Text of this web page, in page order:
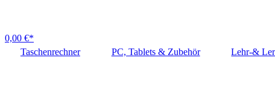
0,00 €*
Taschenrechner
PC, Tablets & Zubehör Lehr-&